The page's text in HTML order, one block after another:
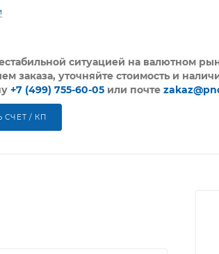
ситуацией на валютном
заказа, уточняйте стоимость и
+7 (499) 755-60-05 или почте
СЧЕТ / КП